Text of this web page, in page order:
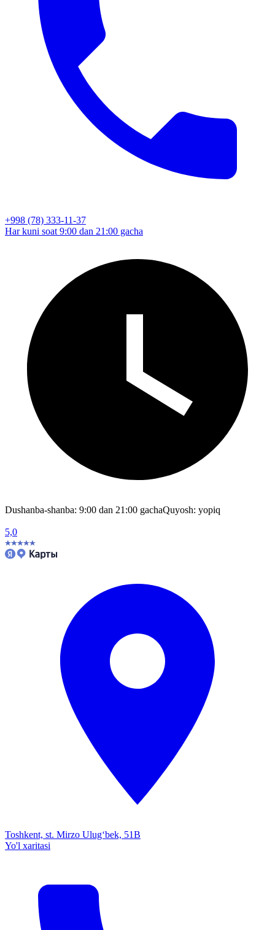
+998 (78) 333-11-37
Har kuni soat 9:00 dan 21:00 gacha
Dushanba-shanba: 9:00 dan 21:00 gachaQuyosh: yopiq
5,0
Toshkent, st. Mirzo Ulug‘bek, 51B
Yo'l xaritasi